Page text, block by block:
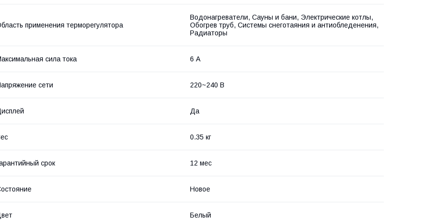
применения терморегулятора
Водонагреватели, Сауны и бани, Электрические котлы,
Обогрев труб, Системы снеготаяния и антиобледенения,
Радиаторы
сила тока 6 А
сети 220~240 В
Да
0.35 кг
срок 12 мес
Новое
Белый